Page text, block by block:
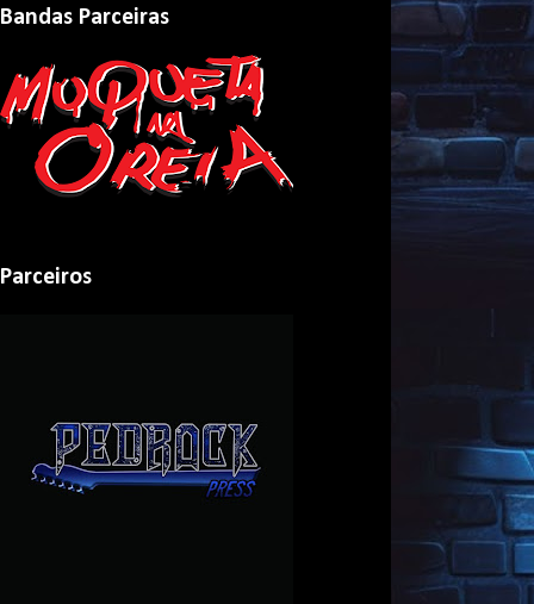
Bandas Parceiras
Parceiros